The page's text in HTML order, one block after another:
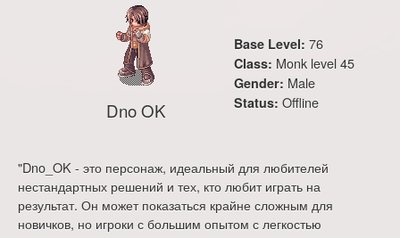
Dno OK
Base Level: 76
Class: Monk level 45
Gender: Male
Status: Offline
"Dno_OK - это персонаж, идеальный для любителей
нестандартных решений и тех, кто любит играть на
результат. Он может показаться крайне сложным для
новичков, но игроки с большим опытом с легкостью